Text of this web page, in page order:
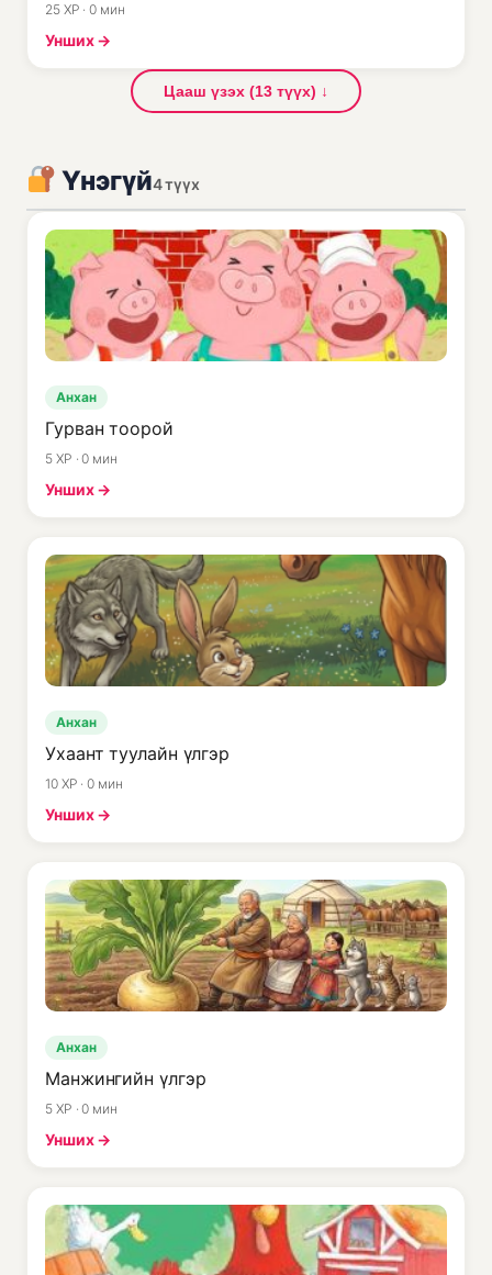
25 XP · 0 мин
Унших →
Цааш үзэх (13 түүх) ↓
Үнэгүй4 түүх
Анхан
Гурван тоорой
5 XP · 0 мин
Унших →
Анхан
Ухаант туулайн үлгэр
10 XP · 0 мин
Унших →
Анхан
Манжингийн үлгэр
5 XP · 0 мин
Унших →